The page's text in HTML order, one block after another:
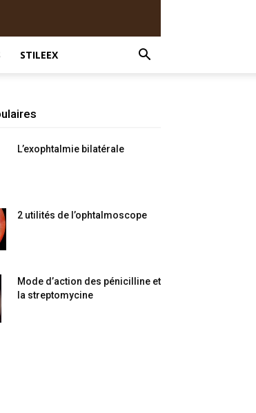
STILEEX
L’exophtalmie bilatérale
2 utilités de l’ophtalmoscope
Mode d’action des pénicilline et
la streptomycine